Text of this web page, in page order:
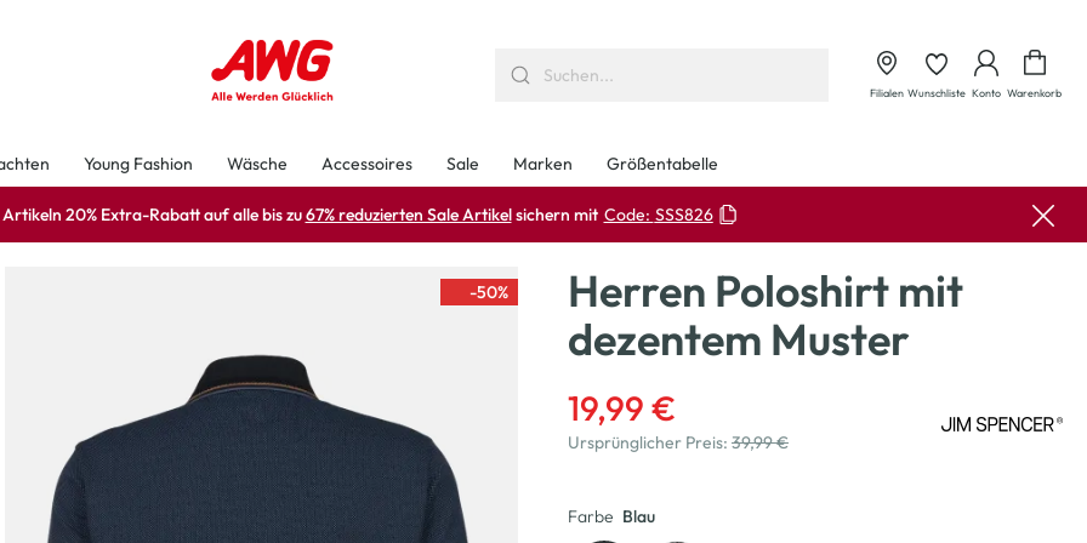
Filialen Wunschliste Konto Warenkorb
Young Fashion Wäsche Accessoires Sale Marken Größentabelle
20% Extra-Rabatt auf alle bis zu67% reduzierten Sale Artikelsichern mit Code: SSS826
-50%
Herren Poloshirt mit
dezentem Muster
19,99 €
Ursprünglicher Preis: 39,99 €
Farbe Blau